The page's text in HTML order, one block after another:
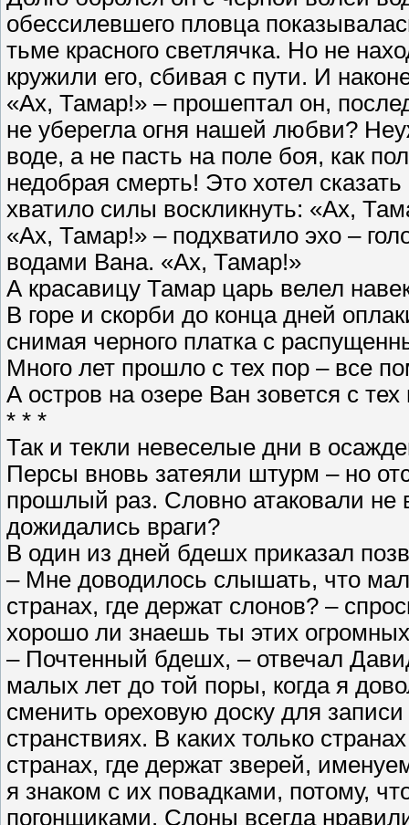
обессилевшего пловца
тьме красного светлячка. Но не
кружили его, сбивая с пути. И
«Ах, Тамар!» – прошептал он,
не уберегла огня нашей любви?
воде, а не пасть на поле боя, как
недобрая смерть! Это хотел
хватило силы воскликнуть: «Ах,
«Ах, Тамар!» – подхватило эхо –
водами Вана. «Ах, Тамар!»
А красавицу Тамар царь велел
В горе и скорби до конца дней
снимая черного платка с
Много лет прошло с тех пор – все
А остров на озере Ван зовется с
* * *
Так и текли невеселые дни в
Персы вновь затеяли штурм – но
прошлый раз. Словно атаковали не
дожидались враги?
В один из дней бдешх приказал
– Мне доводилось слышать, что
странах, где держат слонов? –
хорошо ли знаешь ты этих
– Почтенный бдешх, – отвечал
малых лет до той поры, когда я
сменить ореховую доску для
странствиях. В каких только
странах, где держат зверей,
я знаком с их повадками, потому,
погонщиками. Слоны всегда